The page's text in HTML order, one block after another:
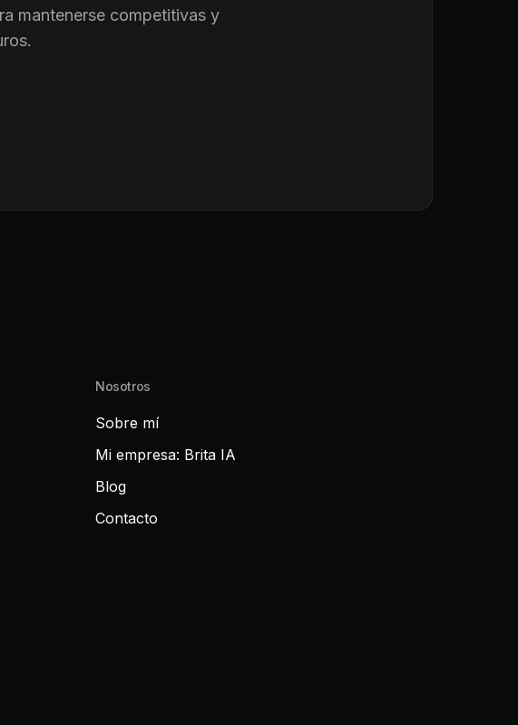
mantenerse competitivas y
Nosotros
Sobre mí
Mi empresa: Brita IA
Blog
Contacto